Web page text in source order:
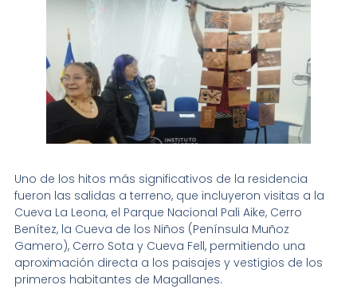
Uno de los hitos más significativos de la residencia
fueron las salidas a terreno, que incluyeron visitas a la
Cueva La Leona, el Parque Nacional Pali Aike, Cerro
Benítez, la Cueva de los Niños (Península Muñoz
Gamero), Cerro Sota y Cueva Fell, permitiendo una
aproximación directa a los paisajes y vestigios de los
primeros habitantes de Magallanes.